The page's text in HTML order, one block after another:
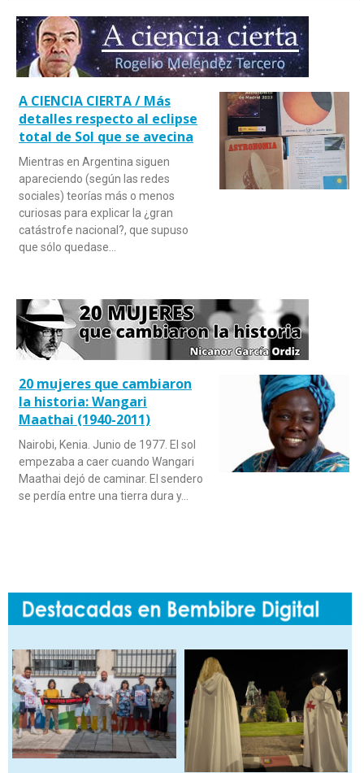
A CIENCIA CIERTA / Más
detalles respecto al eclipse
total de Sol que se avecina
Mientras en Argentina siguen
apareciendo (según las redes
sociales) teorías más o menos
curiosas para explicar la ¿gran
catástrofe nacional?, que supuso
que sólo quedase…
20 mujeres que cambiaron
la historia: Wangari
Maathai (1940-2011)
Nairobi, Kenia. Junio de 1977. El sol
empezaba a caer cuando Wangari
Maathai dejó de caminar. El sendero
se perdía entre una tierra dura y…